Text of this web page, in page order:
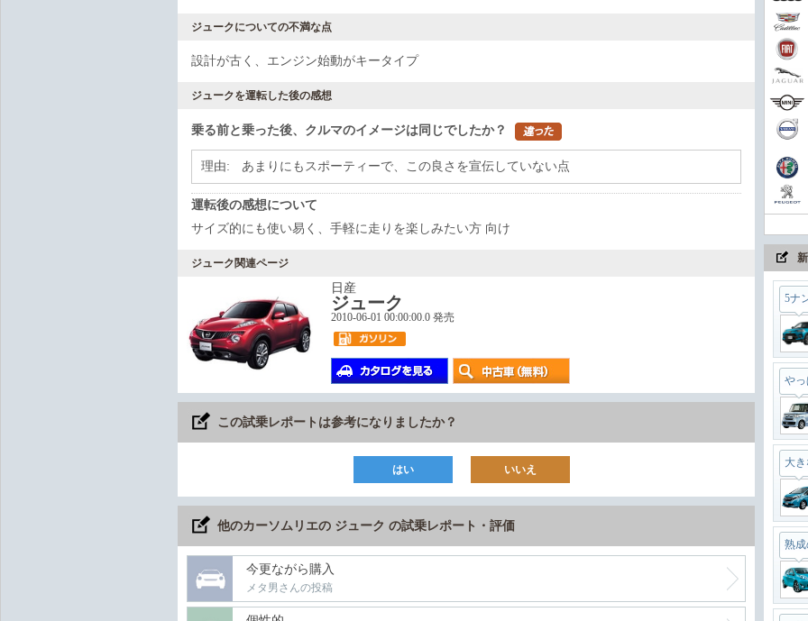
ジュークについての不満な点
設計が古く、エンジン始動がキータイプ
ジュークを運転した後の感想
乗る前と乗った後、クルマのイメージは同じでしたか？
理由: あまりにもスポーティーで、この良さを宣伝していない点
運転後の感想について
サイズ的にも使い易く、手軽に走りを楽しみたい方 向け
ジューク関連ページ
日産
ジューク
2010-06-01 00:00:00.0 発売
この試乗レポートは参考になりましたか？
はい いいえ
他のカーソムリエの ジューク の試乗レポート・評価
今更ながら購入
メタ男さんの投稿
コ
まさ
ち
5ナ
や
大
熟成